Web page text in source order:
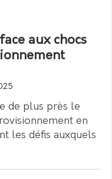
aux chocs
de plus près le
en
les défis auxquels